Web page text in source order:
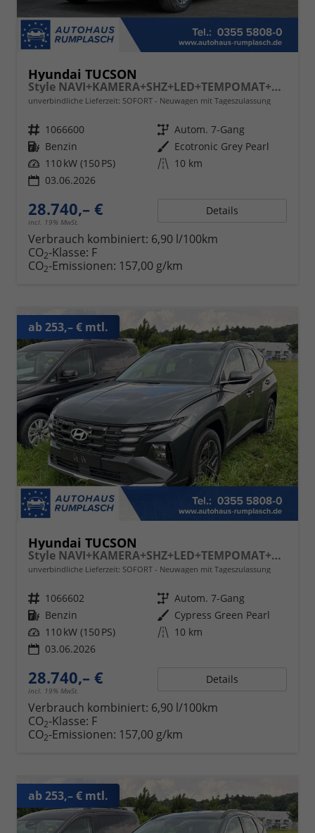
Hyundai TUCSON
Style NAVI+KAMERA+SHZ+LED+TEMPOMAT+17" ALU+PDC
unverbindliche Lieferzeit: SOFORT Neuwagen mit Tageszulassung
Fahrzeugnr. 1066600 Getriebe Autom. 7-Gang
Kraftstoff Benzin Außenfarbe Ecotronic Grey Pearl
Leistung 110 kW (150 PS) Kilometerstand 10 km
03.06.2026
28.740,– €
incl. 19% MwSt.
Details
Verbrauch kombiniert: 6,90 l/100km
CO2-Klasse: F
CO2-Emissionen: 157,00 g/km
ab 253,– € mtl.
Hyundai TUCSON
Style NAVI+KAMERA+SHZ+LED+TEMPOMAT+17" ALU+PDC
unverbindliche Lieferzeit: SOFORT Neuwagen mit Tageszulassung
Fahrzeugnr. 1066602 Getriebe Autom. 7-Gang
Kraftstoff Benzin Außenfarbe Cypress Green Pearl
Leistung 110 kW (150 PS) Kilometerstand 10 km
03.06.2026
28.740,– €
incl. 19% MwSt.
Details
Verbrauch kombiniert: 6,90 l/100km
CO2-Klasse: F
CO2-Emissionen: 157,00 g/km
ab 253,– € mtl.